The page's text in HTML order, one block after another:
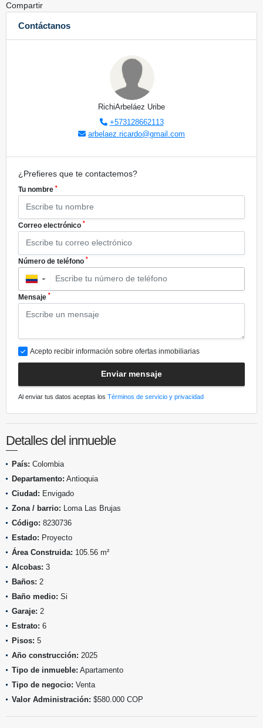
Compartir
Contáctanos
RichiArbeláez Uribe
+573128662113
arbelaez.ricardo@gmail.com
¿Prefieres que te contactemos?
Tu nombre *
Correo electrónico *
Número de teléfono *
▼
Mensaje *
Acepto recibir información sobre ofertas inmobiliarias
Enviar mensaje
Al enviar tus datos aceptas los Términos de servicio y privacidad
Detalles del inmueble
País: Colombia
Departamento: Antioquia
Ciudad: Envigado
Zona / barrio: Loma Las Brujas
Código: 8230736
Estado: Proyecto
Área Construida: 105.56 m²
Alcobas: 3
Baños: 2
Baño medio: Si
Garaje: 2
Estrato: 6
Pisos: 5
Año construcción: 2025
Tipo de inmueble: Apartamento
Tipo de negocio: Venta
Valor Administración: $580.000 COP